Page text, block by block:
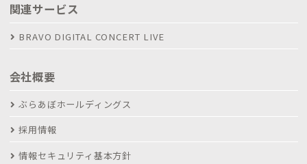
関連サービス
BRAVO DIGITAL CONCERT LIVE
会社概要
ぶらあぼホールディングス
採用情報
情報セキュリティ基本方針